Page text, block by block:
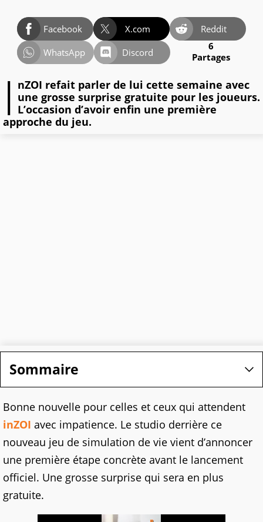
Facebook X.com
Reddit
WhatsApp
Discord
6
Partages
i nZOI refait parler de lui cette semaine avec
une grosse surprise gratuite pour les joueurs.
L’occasion d’avoir enfin une première
approche du jeu.
Sommaire
Bonne nouvelle pour celles et ceux qui attendent
inZOI avec impatience. Le studio derrière ce
nouveau jeu de simulation de vie vient d’annoncer
une première étape concrète avant le lancement
officiel. Une grosse surprise qui sera en plus
gratuite.